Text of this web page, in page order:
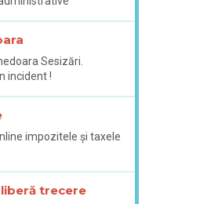
Sesizări.
incident !
impozitele și taxele
trecere